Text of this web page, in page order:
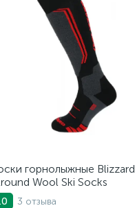
горнолыжные Blizzard
Wool Ski Socks
Anthracite/Red
3 отзыва